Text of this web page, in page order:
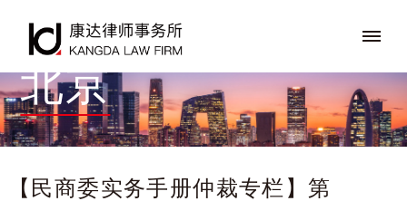
北京
【民商委实务手册仲裁专栏】第